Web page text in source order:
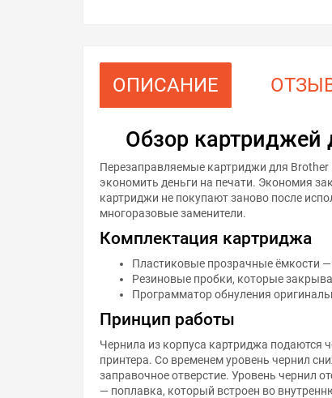
ОПИСАНИЕ
Обзор картриджей
Перезаправляемые картриджи для Brother
экономить деньги на печати. Экономия
картриджи не покупают заново после
многоразовые заменители.
Комплектация картриджа
Пластиковые прозрачные ёмкости —
Резиновые пробки, которые
Программатор обнуления
Принцип работы
Чернила из корпуса картриджа подаются
принтера. Со временем уровень чернил
заправочное отверстие. Уровень чернил
— поплавка, который встроен во